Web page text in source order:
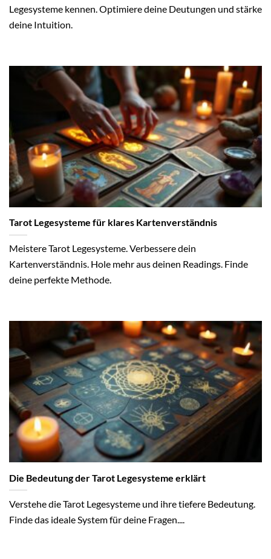
Legesysteme kennen. Optimiere deine Deutungen und stärke
deine Intuition.
Tarot Legesysteme für klares Kartenverständnis
Meistere Tarot Legesysteme. Verbessere dein
Kartenverständnis. Hole mehr aus deinen Readings. Finde
deine perfekte Methode.
Die Bedeutung der Tarot Legesysteme erklärt
Verstehe die Tarot Legesysteme und ihre tiefere Bedeutung.
Finde das ideale System für deine Fragen....